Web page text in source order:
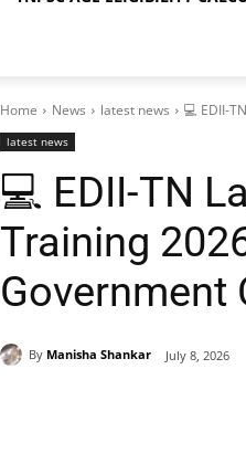
Home News latest news 💻 EDII-
latest news
💻 EDII-TN
Training
Government
By Manisha Shankar July 8, 2026